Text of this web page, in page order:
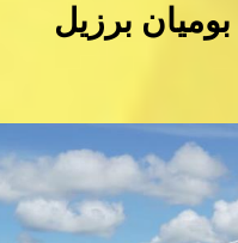
برزیل